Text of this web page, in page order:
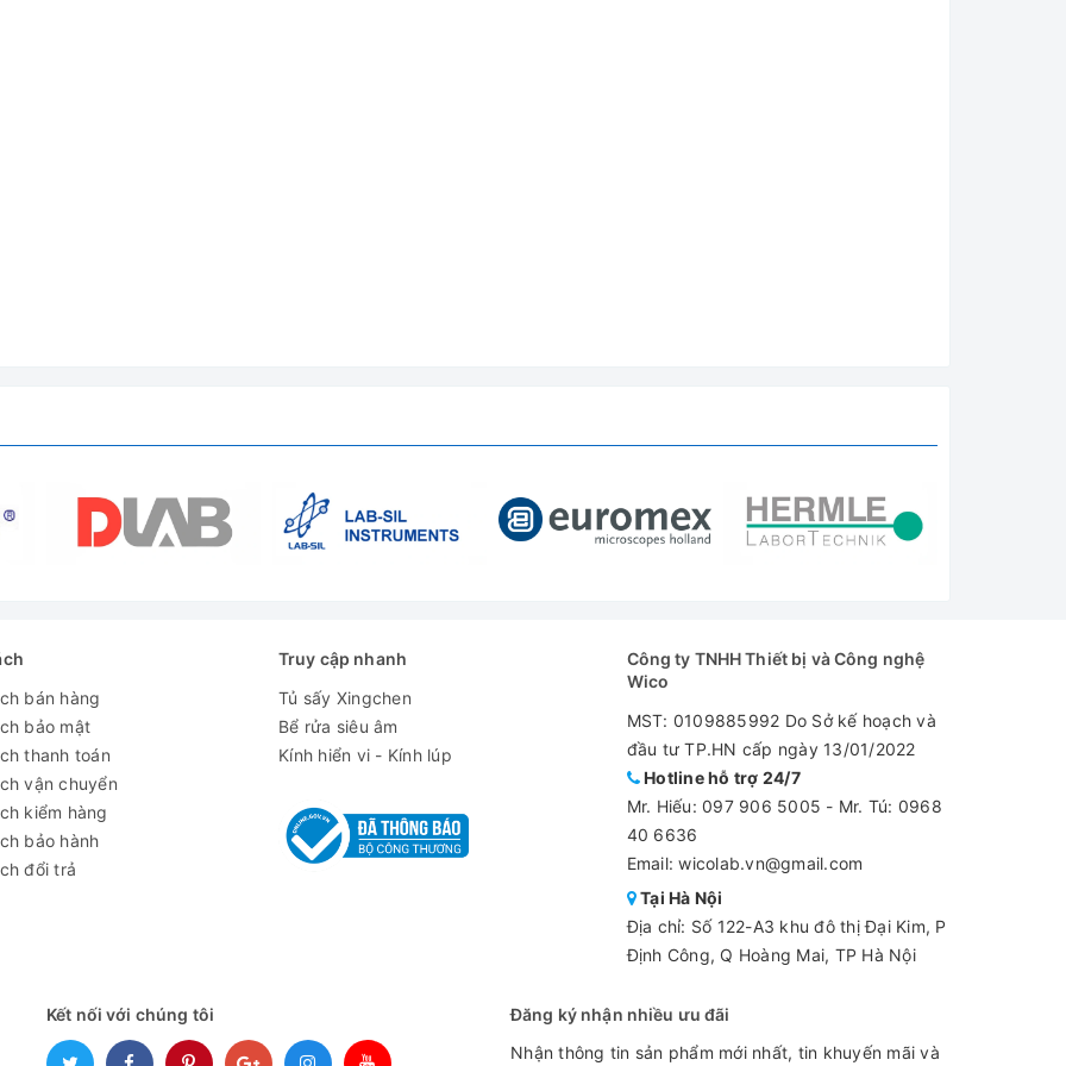
bán hàng
bảo mật
thanh toán
vận chuyển
kiểm hàng
bảo hành
đổi trả
Truy cập nhanh
Tủ sấy Xingchen
Bể rửa siêu âm
Kính hiển vi - Kính lúp
Công ty TNHH Thiết bị và Công nghệ
Wico
MST: 0109885992 Do Sở kế hoạch và
đầu tư TP.HN cấp ngày 13/01/2022
Hotline hỗ trợ 24/7
Mr. Hiếu: 097 906 5005 - Mr. Tú: 0968
40 6636
Email: wicolab.vn@gmail.com
Tại Hà Nội
Địa chỉ: Số 122-A3 khu đô thị Đại Kim, P
Định Công, Q Hoàng Mai, TP Hà Nội
Kết nối với chúng tôi
Đăng ký nhận nhiều ưu đãi
Nhận thông tin sản phẩm mới nhất, tin khuyến mãi và